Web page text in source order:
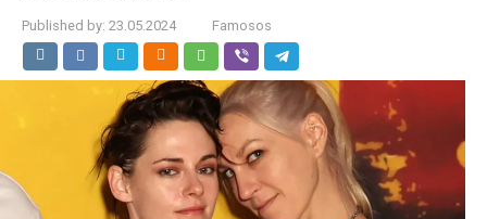
Published by: 23.05.2024 Famosos